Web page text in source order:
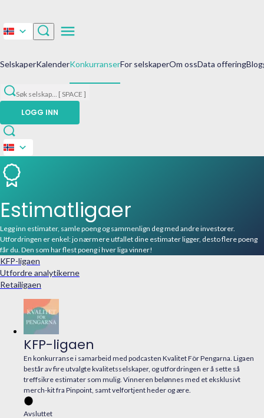
SelskaperKalenderKonkurranserFor selskaperOm ossData offering
Søk selskap... [ SPACE ]
LOGG INN
Estimatligaer
Legg inn estimater, samle poeng og sammenlign deg med andre investorer.
Utfordringen er enkel: jo nærmere utfallet dine estimater ligger, desto flere poeng
får du. Den som har flest poeng i hver liga vinner!
KFP-ligaen
Utfordre analytikerne
Retailigaen
KFP-ligaen
En konkurranse i samarbeid med podcasten Kvalitet För Pengarna. Ligaen
består av fire utvalgte kvalitetsselskaper, og utfordringen er å sette så
treffsikre estimater som mulig. Vinneren belønnes med et eksklusivt
merch-kit fra Pinpoint, samt velfortjent heder og ære.
Avsluttet